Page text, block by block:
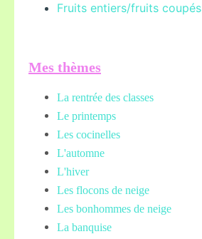
Fruits entiers/fruits coupés
Mes thèmes
La rentrée des classes
Le printemps
Les cocinelles
L'automne
L'hiver
Les flocons de neige
Les bonhommes de neige
La banquise